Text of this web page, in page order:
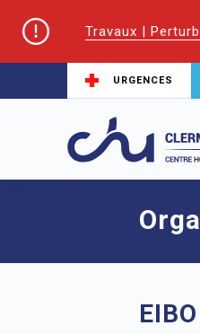
Travaux |
URGENCES
Accueil
EIBO